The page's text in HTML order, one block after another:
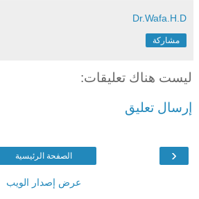
Dr.Wafa.H.D
مشاركة
ليست هناك تعليقات:
إرسال تعليق
‹ الصفحة الرئيسية
عرض إصدار الويب